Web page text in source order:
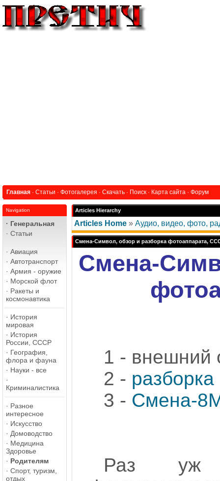
Главная · Статьи · Фотогалерея · Скачать · Поиск · Карта сайта · Форум
Navigation
· Генеральная
· Статьи
· Авиация
· Автотранспорт
· Армия - оружие
· Морской флот
· Ракеты и
космонавтика
· История
мировая
· История
России, СССР
· География,
флора и фауна
· Науки - все
·
Криминалистика
· Разное
интересное
· Искусство
· Домоводство
· Медицина
Здоровье
· Родителям
· Спорт, туризм,
отдых
Articles Hierarchy
Articles Home » Аудио, видео, фото,
Смена-Символ, обзор и разборка фотоаппарата,
Смена-
1 - внешний
2 -
3 - Смена-
Раз уж